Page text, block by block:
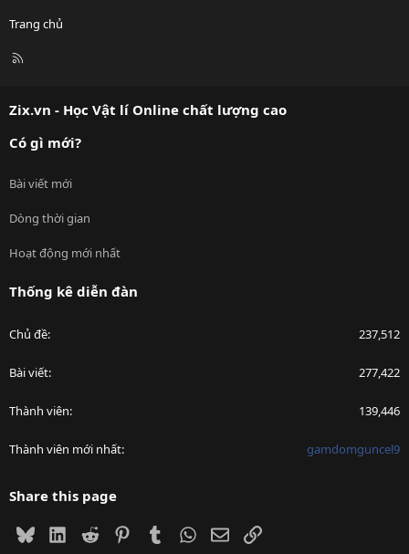
Trang chủ
R
Zix.vn - Học Vật lí Online chất lượng cao
Có gì mới?
Bài viết mới
Dòng thời gian
Hoạt động mới nhất
Thống kê diễn đàn
Chủ đề 237,512
Bài viết 277,422
Thành viên 139,446
Thành viên mới nhất gamdomguncel9
Share this page
BlueskyLinkedIn
Reddit PinterestTumblrWhatsApp
EmailLink